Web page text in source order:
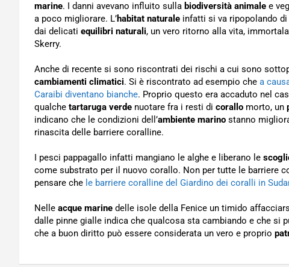
marine. I danni avevano influito sulla biodiversità animale e
a poco migliorare. L’habitat naturale infatti si va ripopolando
dai delicati equilibri naturali, un vero ritorno alla vita,
Skerry.
Anche di recente si sono riscontrati dei rischi a cui sono
cambiamenti climatici. Si è riscontrato ad esempio che a
Caraibi diventano bianche. Proprio questo era accaduto nel
qualche tartaruga verde nuotare fra i resti di corallo morto, un
indicano che le condizioni dell’ambiente marino stanno
rinascita delle barriere coralline.
I pesci pappagallo infatti mangiano le alghe e liberano le
come substrato per il nuovo corallo. Non per tutte le barriere
pensare che le barriere coralline del Giardino dei coralli in
Nelle acque marine delle isole della Fenice un timido
dalle pinne gialle indica che qualcosa sta cambiando e che si
che a buon diritto può essere considerata un vero e proprio